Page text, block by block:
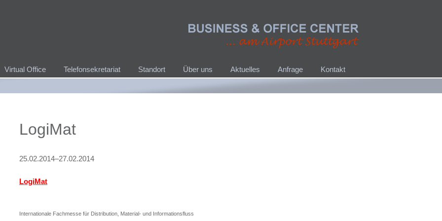
Virtual Office Telefonsekretariat Standort Über uns Aktuelles Anfrage Kontakt
LogiMat
25.02.2014–27.02.2014
LogiMat
Internationale Fachmesse für Distribution, Material- und Informationsfluss